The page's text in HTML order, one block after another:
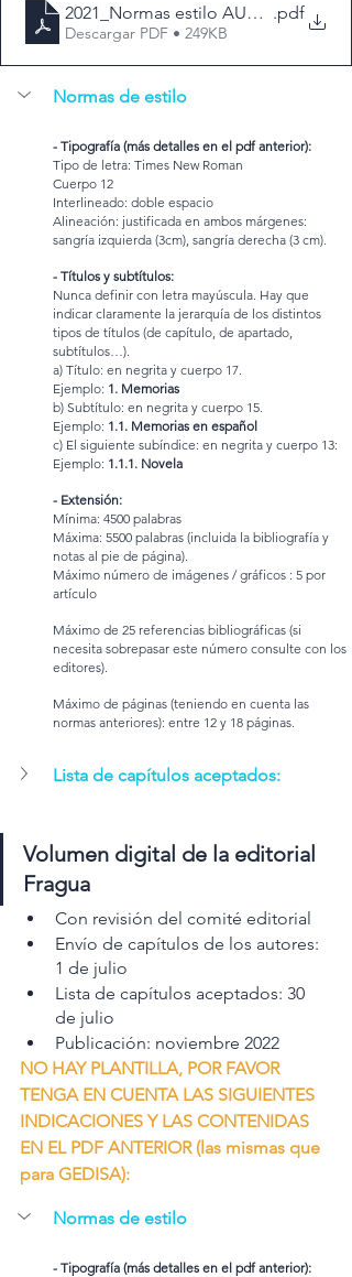
2021_Normas estilo AUTORES_r
.pdf
Descargar PDF • 249KB
Normas de estilo
- Tipografía (más detalles en el pdf anterior):
Tipo de letra: Times New Roman
Cuerpo 12
Interlineado: doble espacio
Alineación: justificada en ambos márgenes:
sangría izquierda (3cm), sangría derecha (3 cm).
- Títulos y subtítulos:
Nunca definir con letra mayúscula. Hay que
indicar claramente la jerarquía de los distintos
tipos de títulos (de capítulo, de apartado,
subtítulos…).
a) Título: en negrita y cuerpo 17.
Ejemplo: 1. Memorias
b) Subtítulo: en negrita y cuerpo 15.
Ejemplo: 1.1. Memorias en español
c) El siguiente subíndice: en negrita y cuerpo 13:
Ejemplo: 1.1.1. Novela
- Extensión:
Mínima: 4500 palabras
Máxima: 5500 palabras (incluida la bibliografía y
notas al pie de página).
Máximo número de imágenes / gráficos : 5 por
artículo
Máximo de 25 referencias bibliográficas (si
necesita sobrepasar este número consulte con los
editores).
Máximo de páginas (teniendo en cuenta las
normas anteriores): entre 12 y 18 páginas.
Lista de capítulos aceptados:
Volumen digital de la editorial
Fragua
Con revisión del comité editorial
Envío de capítulos de los autores:
1 de julio
Lista de capítulos aceptados: 30
de julio
Publicación: noviembre 2022
NO HAY PLANTILLA, POR FAVOR
TENGA EN CUENTA LAS SIGUIENTES
INDICACIONES Y LAS CONTENIDAS
EN EL PDF ANTERIOR (las mismas que
para GEDISA):
Normas de estilo
- Tipografía (más detalles en el pdf anterior):